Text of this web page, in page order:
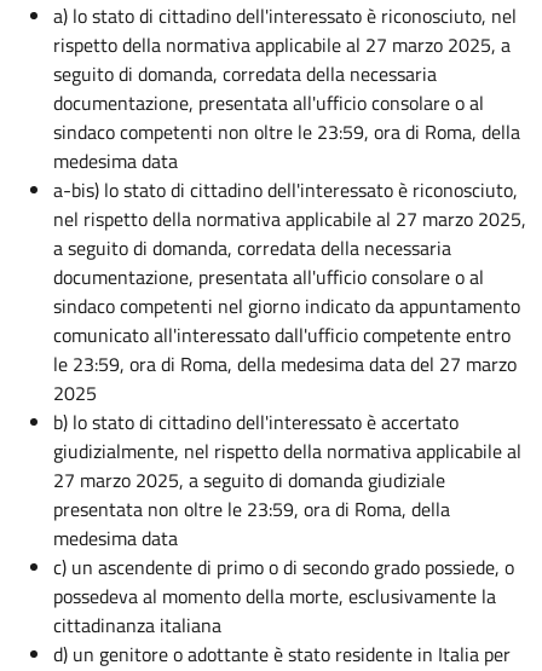
a) lo stato di cittadino dell'interessato è riconosciuto, nel
rispetto della normativa applicabile al 27 marzo 2025, a
seguito di domanda, corredata della necessaria
documentazione, presentata all'ufficio consolare o al
sindaco competenti non oltre le 23:59, ora di Roma, della
medesima data
a-bis) lo stato di cittadino dell'interessato è riconosciuto,
nel rispetto della normativa applicabile al 27 marzo 2025,
a seguito di domanda, corredata della necessaria
documentazione, presentata all'ufficio consolare o al
sindaco competenti nel giorno indicato da appuntamento
comunicato all'interessato dall'ufficio competente entro
le 23:59, ora di Roma, della medesima data del 27 marzo
2025
b) lo stato di cittadino dell'interessato è accertato
giudizialmente, nel rispetto della normativa applicabile al
27 marzo 2025, a seguito di domanda giudiziale
presentata non oltre le 23:59, ora di Roma, della
medesima data
c) un ascendente di primo o di secondo grado possiede, o
possedeva al momento della morte, esclusivamente la
cittadinanza italiana
d) un genitore o adottante è stato residente in Italia per